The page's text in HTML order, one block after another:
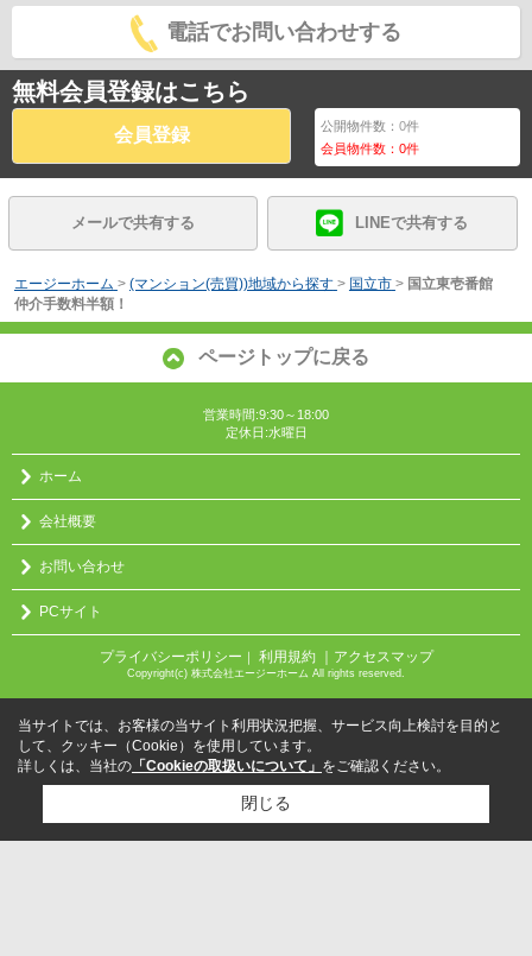
電話でお問い合わせする
無料会員登録はこちら
会員登録 公開物件数：0件
会員物件数：0件
メールで共有する LINEで共有する
エージーホーム > (マンション(売買))地域から探す > 国立市 > 国立東壱番館
仲介手数料半額！
ページトップに戻る
営業時間:9:30～18:00
定休日:水曜日
ホーム
会社概要
お問い合わせ
PCサイト
プライバシーポリシー ｜ 利用規約 ｜アクセスマップ
Copyright(c) 株式会社エージーホーム All rights reserved.
当サイトでは、お客様の当サイト利用状況把握、サービス向上検討を目的と
して、クッキー（Cookie）を使用しています。
詳しくは、当社の 「Cookieの取扱いについて」 をご確認ください。
閉じる